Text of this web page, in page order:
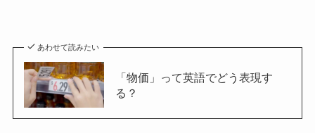
あわせて読みたい
「物価」って英語でどう表現す
る？